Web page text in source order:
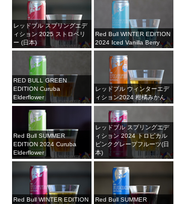
レッドブル スプリングエデ
ィション 2025 ストロベリ
ー (日本)
Red Bull WINTER EDITION
2024 Iced Vanilla Berry
RED BULL GREEN
EDITION Curuba
Elderflower
レッドブル ウィンターエデ
ィション2024 柑橘みかん
Red Bull SUMMER
EDITION 2024 Curuba
Elderflower
レッドブル スプリングエデ
ィション 2024 トロピカル
ピンクグレープフルーツ(日
本)
Red Bull WINTER EDITION
Red Bull SUMMER